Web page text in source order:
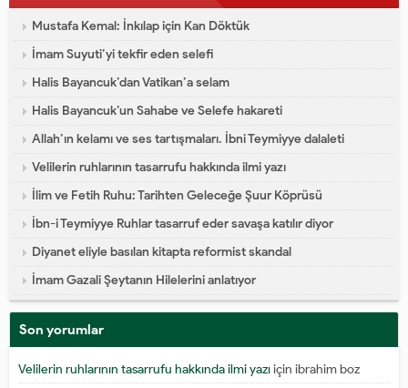
Mustafa Kemal: İnkılap için Kan Döktük
İmam Suyuti’yi tekfir eden selefi
Halis Bayancuk’dan Vatikan’a selam
Halis Bayancuk’un Sahabe ve Selefe hakareti
Allah’ın kelamı ve ses tartışmaları. İbni Teymiyye dalaleti
Velilerin ruhlarının tasarrufu hakkında ilmi yazı
İlim ve Fetih Ruhu: Tarihten Geleceğe Şuur Köprüsü
İbn-i Teymiyye Ruhlar tasarruf eder savaşa katılır diyor
Diyanet eliyle basılan kitapta reformist skandal
İmam Gazali Şeytanın Hilelerini anlatıyor
Son yorumlar
Velilerin ruhlarının tasarrufu hakkında ilmi yazıiçin ibrahim boz